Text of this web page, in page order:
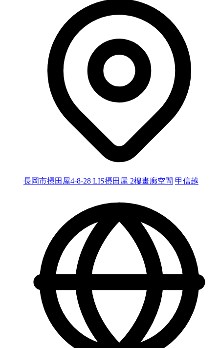
長岡市摂田屋4-8-28 LIS摂田屋 2樓畫廊空間 甲信越